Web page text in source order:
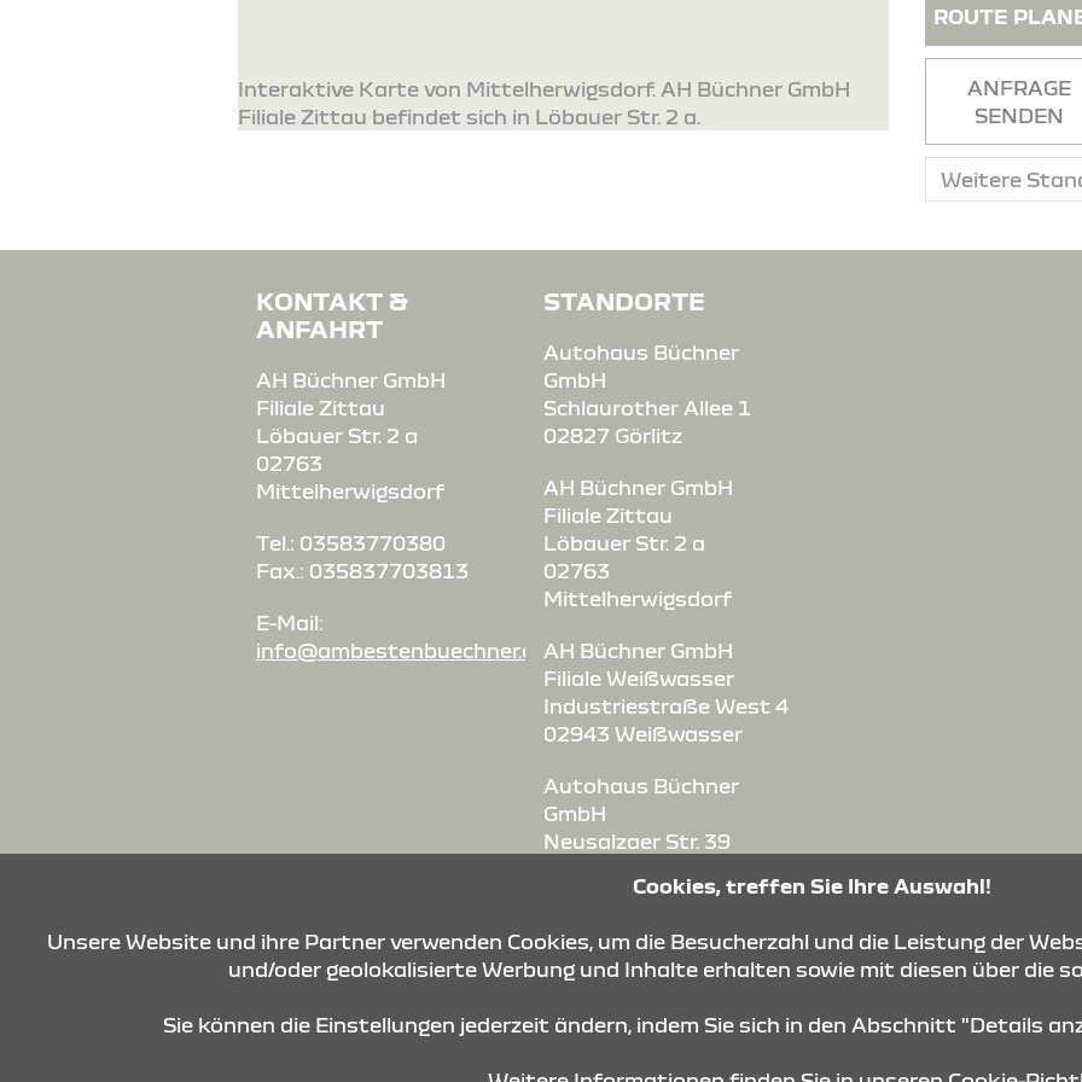
Interaktive Karte von Mittelherwigsdorf. AH Büchner GmbH
Filiale Zittau befindet sich in Löbauer Str. 2 a.
ROUTE
ANFRAGE
SENDEN
KONTAKT &
ANFAHRT
AH Büchner GmbH
Filiale Zittau
Löbauer Str. 2 a
02763
Mittelherwigsdorf
Tel.: 03583770380
Fax.: 035837703813
E-Mail:
info@ambestenbuechner.de
STANDORTE
Autohaus Büchner
GmbH
Schlaurother Allee 1
02827 Görlitz
AH Büchner GmbH
Filiale Zittau
Löbauer Str. 2 a
02763
Mittelherwigsdorf
AH Büchner GmbH
Filiale Weißwasser
Industriestraße West 4
02943 Weißwasser
Autohaus Büchner
GmbH
Neusalzaer Str. 39
GmbH
Bischofswerdaer Str. 72
Cookies, treffen Sie Ihre Auswahl!
Unsere Website und ihre Partner verwenden Cookies, um die Besucherzahl und die Leistung der
und/oder geolokalisierte Werbung und Inhalte erhalten sowie mit diesen über die
Sie können die Einstellungen jederzeit ändern, indem Sie sich in den Abschnitt "Details